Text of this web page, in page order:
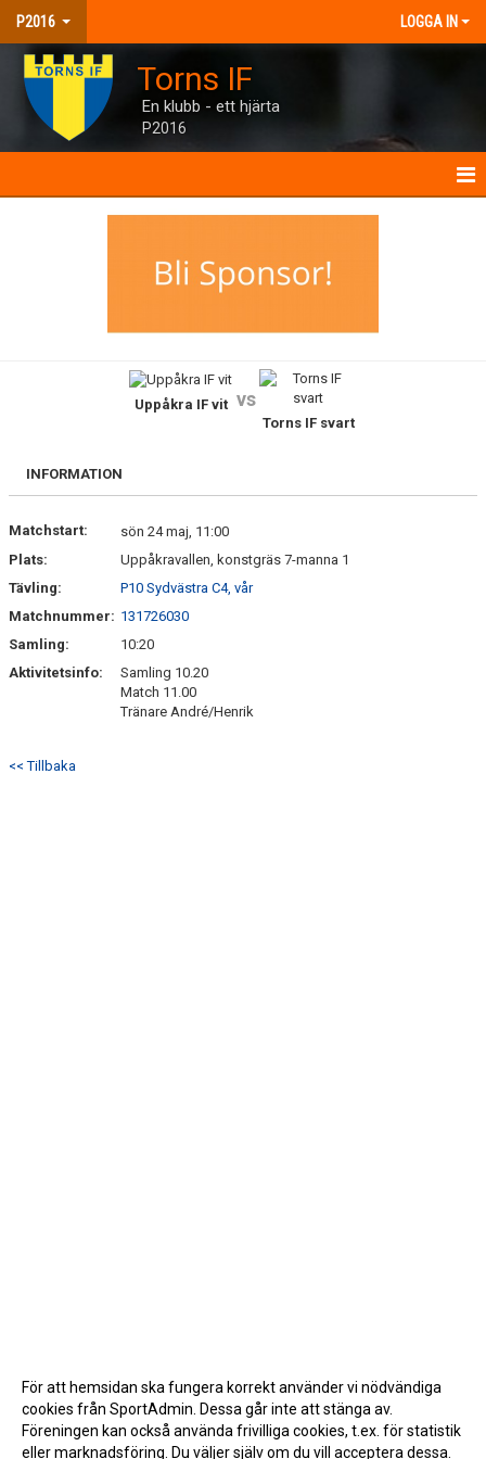
P2016 LOGGA IN
Torns IF
En klubb - ett hjärta
P2016
DOKUMENT
Uppåkra IF vit vs
Torns IF svart
INFORMATION
Matchstart:
sön 24 maj, 11:00
Plats:
Uppåkravallen, konstgräs 7-manna 1
Tävling:
P10 Sydvästra C4, vår
Matchnummer: 131726030
Samling:
10:20
Aktivitetsinfo:
Samling 10.20
Match 11.00
Tränare André/Henrik
<< Tillbaka
För att hemsidan ska fungera korrekt använder vi nödvändiga
cookies från SportAdmin. Dessa går inte att stänga av.
Föreningen kan också använda frivilliga cookies, t.ex. för statistik
eller marknadsföring. Du väljer själv om du vill acceptera dessa.